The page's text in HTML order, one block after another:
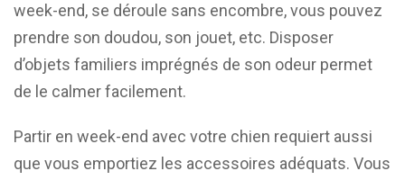
week-end, se déroule sans encombre, vous pouvez
prendre son doudou, son jouet, etc. Disposer
d’objets familiers imprégnés de son odeur permet
de le calmer facilement.
Partir en week-end avec votre chien requiert aussi
que vous emportiez les accessoires adéquats. Vous